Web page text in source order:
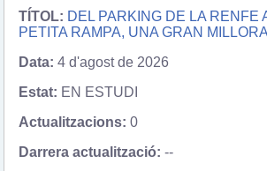
DEL PARKING DE LA RENFE
PETITA RAMPA, UNA GRAN MILLORA
4 d'agost de 2026
EN ESTUDI
0
--